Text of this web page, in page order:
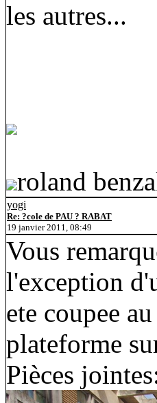
les autres...
roland
yogi
Re: ?cole de PAU ? RABAT
19 janvier 2011, 08:49
Vous
l'exception
ete coupee
plateforme
Pièces